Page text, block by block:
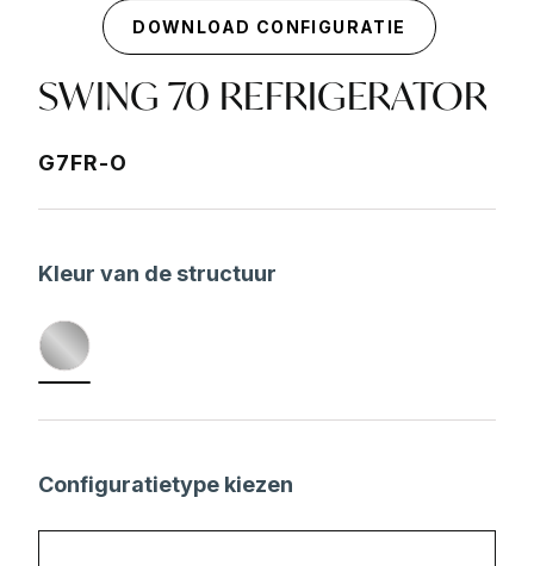
DOWNLOAD CONFIGURATIE
SWING 70 REFRIGERATOR
G7FR-O
Kleur van de structuur
Configuratietype kiezen